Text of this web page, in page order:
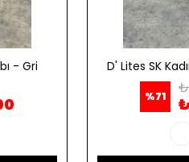
- Gri D' Lites SK
%71